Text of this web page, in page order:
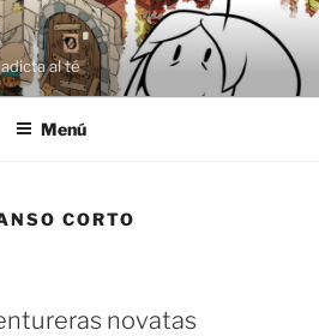
al té
Menú
CORTO
novatas